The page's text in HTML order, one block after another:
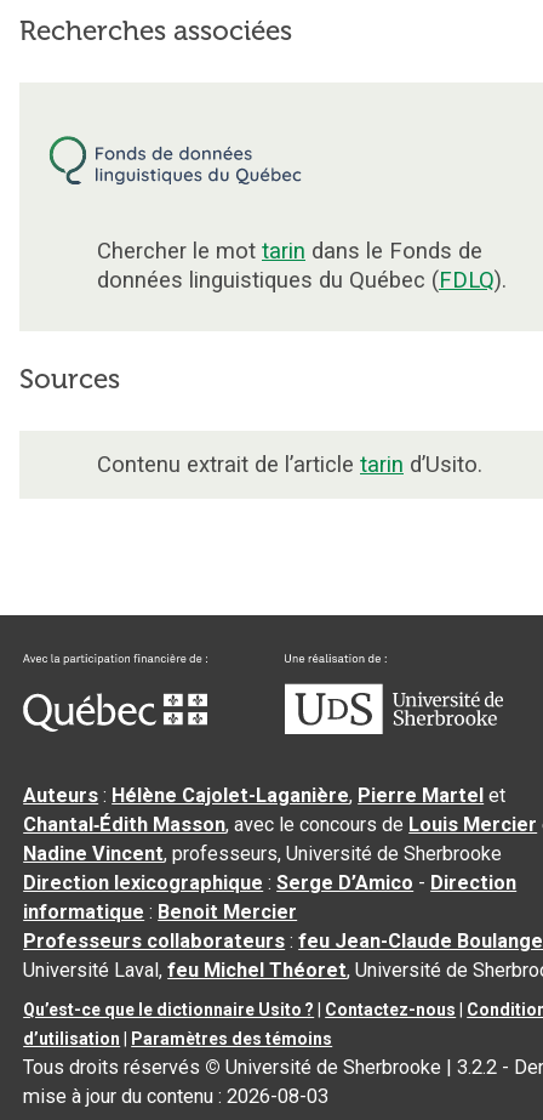
Recherches associées
Chercher le mot tarin dans le Fonds de
données linguistiques du Québec (FDLQ).
Sources
Contenu extrait de l’article tarin d’Usito.
Auteurs : Hélène Cajolet-Laganière, Pierre Martel et
Chantal‑Édith Masson, avec le concours de Louis Mercier
Nadine Vincent, professeurs, Université de Sherbrooke
Direction lexicographique :Serge D’Amico - Direction
informatique : Benoit Mercier
Professeurs collaborateurs :feu Jean-Claude
Université Laval,feu Michel Théoret, Université de
Qu’est-ce que le dictionnaire Usito ? Contactez-nous
d’utilisation
Paramètres des témoins
Tous droits réservés © Université de Sherbrooke |3.2.2 -
mise à jour du contenu :2026-08-03